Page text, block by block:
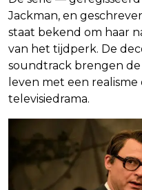
Jackman, en
staat bekend om haar
van het tijdperk. De
soundtrack brengen
leven met een
televisiedrama.